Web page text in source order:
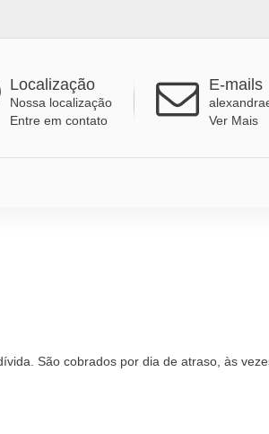
Localização
Nossa localização
Entre em contato
E-mails
Ver Mais
São cobrados por dia de atraso, às